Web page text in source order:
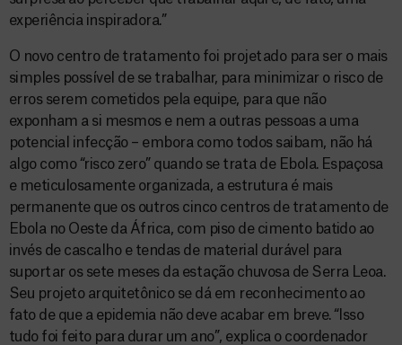
experiência inspiradora.”
O novo centro de tratamento foi projetado para ser o mais
simples possível de se trabalhar, para minimizar o risco de
erros serem cometidos pela equipe, para que não
exponham a si mesmos e nem a outras pessoas a uma
potencial infecção – embora como todos saibam, não há
algo como “risco zero” quando se trata de Ebola. Espaçosa
e meticulosamente organizada, a estrutura é mais
permanente que os outros cinco centros de tratamento de
Ebola no Oeste da África, com piso de cimento batido ao
invés de cascalho e tendas de material durável para
suportar os sete meses da estação chuvosa de Serra Leoa.
Seu projeto arquitetônico se dá em reconhecimento ao
fato de que a epidemia não deve acabar em breve. “Isso
tudo foi feito para durar um ano”, explica o coordenador